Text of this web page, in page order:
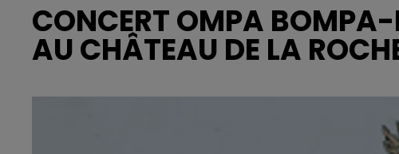
CONCERT OMPA
AU CHÂTEAU DE LA